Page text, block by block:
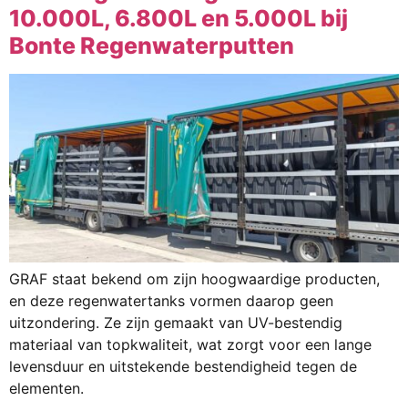
10.000L, 6.800L en 5.000L bij
Bonte Regenwaterputten
GRAF staat bekend om zijn hoogwaardige producten,
en deze regenwatertanks vormen daarop geen
uitzondering. Ze zijn gemaakt van UV-bestendig
materiaal van topkwaliteit, wat zorgt voor een lange
levensduur en uitstekende bestendigheid tegen de
elementen.